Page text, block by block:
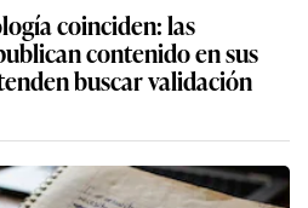
coinciden: las
contenido en sus
buscar validación